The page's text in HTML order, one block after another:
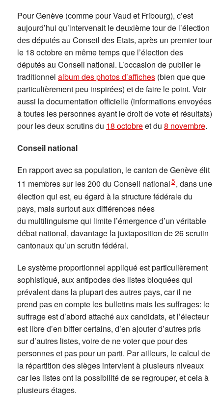
Pour Genève (comme pour Vaud et Fribourg), c’est
aujourd’hui qu’intervenait le deuxième tour de l’élection
des députés au Conseil des Etats, après un premier tour
le 18 octobre en même temps que l’élection des
députés au Conseil national. L’occasion de publier le
traditionnel album des photos d’affiches (bien que que
particulièrement peu inspirées) et de faire le point. Voir
aussi la documentation officielle (informations envoyées
à toutes les personnes ayant le droit de vote et résultats)
pour les deux scrutins du 18 octobreet du 8 novembre.
Conseil national
En rapport avec sa population, le canton de Genève élit
11 membres sur les 200 du Conseil national5, dans une
élection qui est, eu égard à la structure fédérale du
pays, mais surtout aux différences nées
du multilinguisme qui limite l’émergence d’un véritable
débat national, davantage la juxtaposition de 26 scrutin
cantonaux qu’un scrutin fédéral.
Le système proportionnel appliqué est particulièrement
sophistiqué, aux antipodes des listes bloquées qui
prévalent dans la plupart des autres pays, car il ne
prend pas en compte les bulletins mais les suffrages: le
suffrage est d’abord attaché aux candidats, et l’électeur
est libre d’en biffer certains, d’en ajouter d’autres pris
sur d’autres listes, voire de ne voter que pour des
personnes et pas pour un parti. Par ailleurs, le calcul de
la répartition des sièges intervient à plusieurs niveaux
car les listes ont la possibilité de se regrouper, et cela à
plusieurs étages.